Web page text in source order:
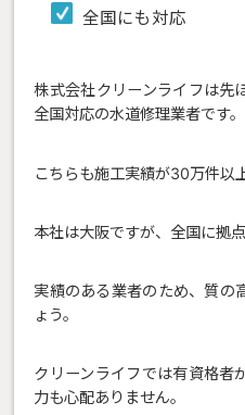
全国にも対応
株式会社クリーンライフは先
全国対応の水道修理業者です。
こちらも施工実績が30万件以
本社は大阪ですが、全国に拠点
実績のある業者のため、質の
ょう。
クリーンライフでは有資格者
力も心配ありません。